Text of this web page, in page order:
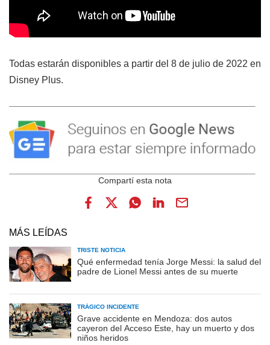
Todas estarán disponibles a partir del 8 de julio de 2022 en
Disney Plus.
MÁS LEÍDAS
TRISTE NOTICIA
Qué enfermedad tenía Jorge Messi: la salud del
padre de Lionel Messi antes de su muerte
TRÁGICO INCIDENTE
Grave accidente en Mendoza: dos autos
cayeron del Acceso Este, hay un muerto y dos
niños heridos